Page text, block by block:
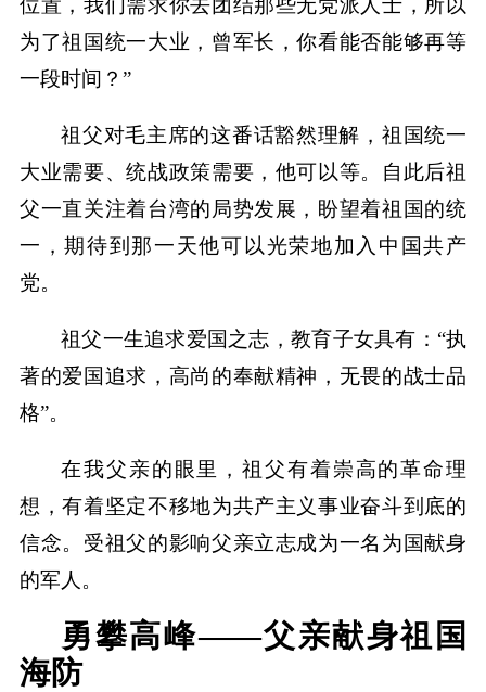
位置，我们需求你去团结那些无党派人士，所以
为了祖国统一大业，曾军长，你看能否能够再等
一段时间？”
祖父对毛主席的这番话豁然理解，祖国统一
大业需要、统战政策需要，他可以等。自此后祖
父一直关注着台湾的局势发展，盼望着祖国的统
一，期待到那一天他可以光荣地加入中国共产
党。
祖父一生追求爱国之志，教育子女具有：“执
著的爱国追求，高尚的奉献精神，无畏的战士品
格”。
在我父亲的眼里，祖父有着崇高的革命理
想，有着坚定不移地为共产主义事业奋斗到底的
信念。受祖父的影响父亲立志成为一名为国献身
的军人。
勇攀高峰——父亲献身祖国
海防